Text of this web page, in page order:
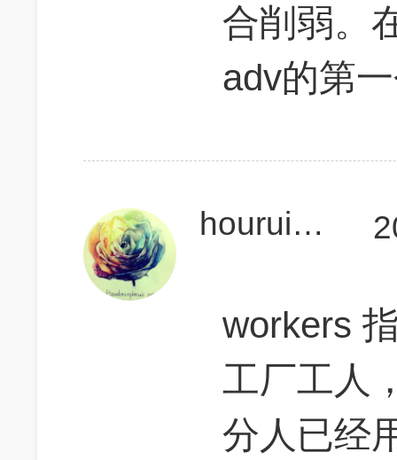
合削弱。
adv的第
houruiqiGMAT
workers
工厂工人
分人已经